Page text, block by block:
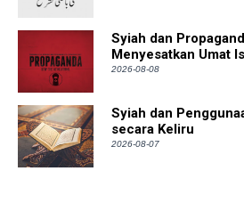
Syiah dan
Menyesatkan Umat
2026-08-08
Syiah dan
secara Keliru
2026-08-07